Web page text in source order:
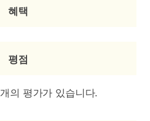
혜택
평점
개의 평가가 있습니다.